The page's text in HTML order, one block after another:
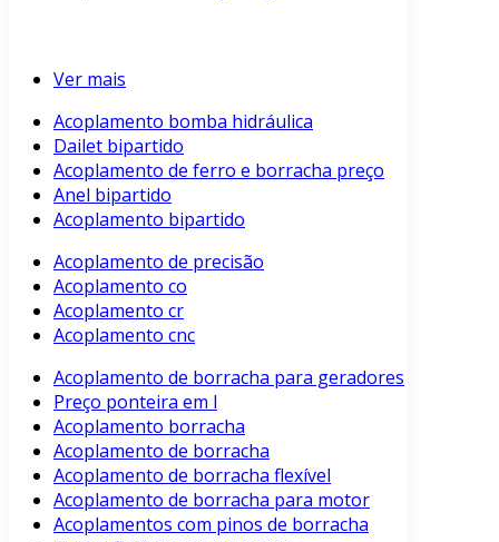
Ver mais
Acoplamento bomba hidráulica
Dailet bipartido
Acoplamento de ferro e borracha preço
Anel bipartido
Acoplamento bipartido
Acoplamento de precisão
Acoplamento co
Acoplamento cr
Acoplamento cnc
Acoplamento de borracha para geradores
Preço ponteira em l
Acoplamento borracha
Acoplamento de borracha
Acoplamento de borracha flexível
Acoplamento de borracha para motor
Acoplamentos com pinos de borracha